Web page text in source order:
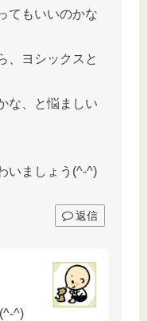
てもいいのかな
、ヨシックスと
な、と悩ましい
いましょう(^-^)
返信
^)